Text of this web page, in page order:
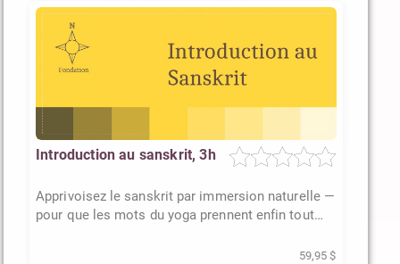
Introduction au sanskrit, 3h
Apprivoisez le sanskrit par immersion naturelle —
pour que les mots du yoga prennent enfin tout
59,95 $